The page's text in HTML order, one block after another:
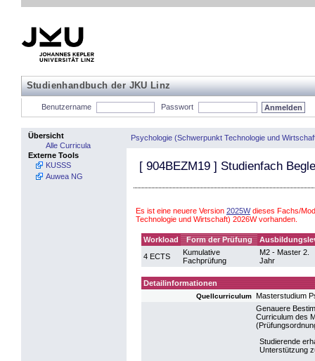
Studienhandbuch der JKU Linz
Benutzername Passwort
Übersicht
Alle Curricula
Externe Tools
KUSSS
Auwea NG
Psychologie (Schwerpunkt Technologie und
[ 904BEZM19 ] Studienfach
Es ist eine neuere Version 2025Wdieses Fachs/
Technologie und Wirtschaft) 2026W vorhanden.
Workload Form der Prüfung
4 ECTS
Kumulative
Fachprüfung
M2 - Master 2.
Jahr
Detailinformationen
Quellcurriculum Masterstudium
Genauere
Curriculum des
Studierende
Unterstützung